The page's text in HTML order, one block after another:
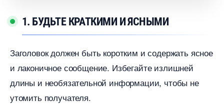
1. БУДЬТЕ КРАТКИМИ И ЯСНЫМИ
Заголовок должен быть коротким и содержать ясное
и лаконичное сообщение. Избегайте излишней
длины и необязательной информации, чтобы не
утомить получателя.